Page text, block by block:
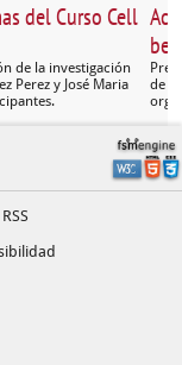
del Curso Cell
de la investigación
Perez y José Maria
de